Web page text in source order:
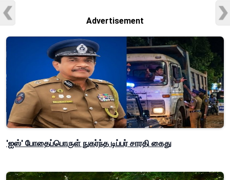
Advertisement
'ஐஸ்' போதைப்பொருள் நுகர்ந்த டிப்பர் சாரதி கைது